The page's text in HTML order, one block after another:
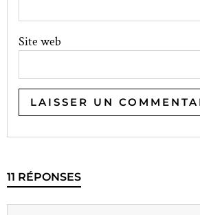
Site web
11 RÉPONSES